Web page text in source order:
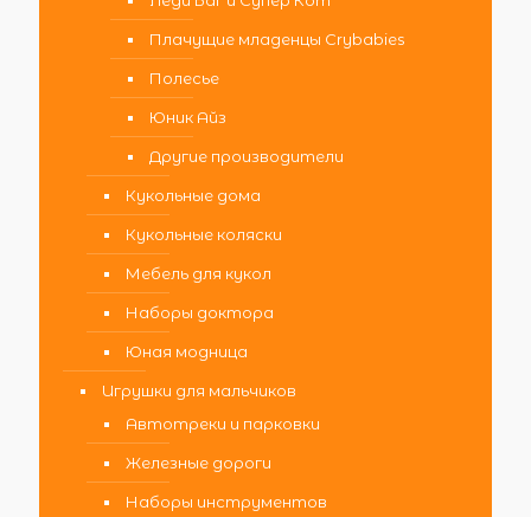
Плачущие младенцы Crybabies
Полесье
Юник Айз
Другие производители
Кукольные дома
Кукольные коляски
Мебель для кукол
Наборы доктора
Юная модница
Игрушки для мальчиков
Автотреки и парковки
Железные дороги
Наборы инструментов